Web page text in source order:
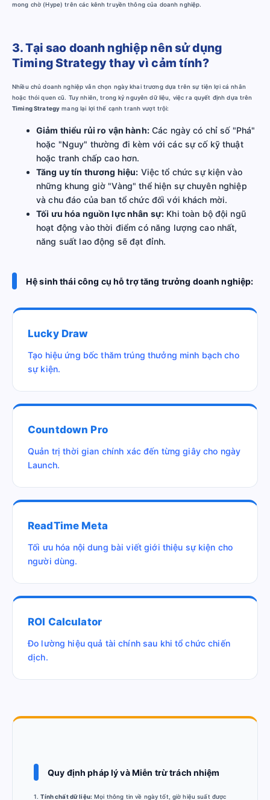
mong chờ (Hype) trên các kênh truyền thông của doanh nghiệp.
3. Tại sao doanh nghiệp nên sử dụng
Timing Strategy thay vì cảm tính?
Nhiều chủ doanh nghiệp vẫn chọn ngày khai trương dựa trên sự tiện lợi cá nhân
hoặc thói quen cũ. Tuy nhiên, trong kỷ nguyên dữ liệu, việc ra quyết định dựa trên
Timing Strategy mang lại lợi thế cạnh tranh vượt trội:
Giảm thiểu rủi ro vận hành:Các ngày có chỉ số "Phá"
hoặc "Nguy" thường đi kèm với các sự cố kỹ thuật
hoặc tranh chấp cao hơn.
Tăng uy tín thương hiệu: Việc tổ chức sự kiện vào
những khung giờ "Vàng" thể hiện sự chuyên nghiệp
và chu đáo của ban tổ chức đối với khách mời.
Tối ưu hóa nguồn lực nhân sự: Khi toàn bộ đội ngũ
hoạt động vào thời điểm có năng lượng cao nhất,
năng suất lao động sẽ đạt đỉnh.
Hệ sinh thái công cụ hỗ trợ tăng trưởng doanh nghiệp:
Lucky Draw
Tạo hiệu ứng bốc thăm trúng thưởng minh bạch cho
sự kiện.
Countdown Pro
Quản trị thời gian chính xác đến từng giây cho ngày
Launch.
ReadTime Meta
Tối ưu hóa nội dung bài viết giới thiệu sự kiện cho
người dùng.
ROI Calculator
Đo lường hiệu quả tài chính sau khi tổ chức chiến
dịch.
Quy định pháp lý và Miễn trừ trách nhiệm
1.Tính chất dữ liệu:Mọi thông tin về ngày tốt, giờ hiệu suất được